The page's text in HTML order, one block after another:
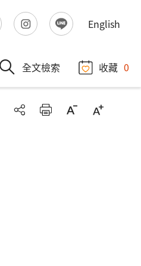
English
全文檢索 收藏 0